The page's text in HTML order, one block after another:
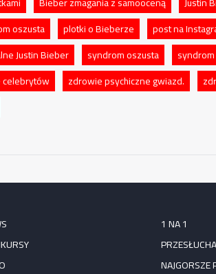
oszusta
plotki o Bieberze
post na
Justin Bieber
syndrom oszusta
zdrowie psychiczne gwiazd.
1 NA 1
NAJGORSZE